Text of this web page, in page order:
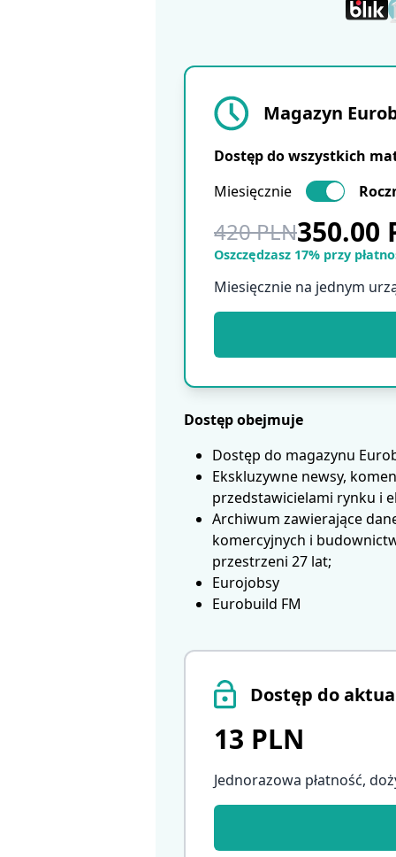
Dostęp do
13 PLN
Jednorazowa płatność,
Magazyn
Dostęp do wszystkich
Miesięcznie
420 PLN350.00
Oszczędzasz 17% przy
Miesięcznie na jednym
Dostęp obejmuje
Dostęp do magazynu
Ekskluzywne newsy,
przedstawicielami rynku i
Archiwum zawierające
komercyjnych i
przestrzeni 27 lat;
Eurojobsy
Eurobuild FM